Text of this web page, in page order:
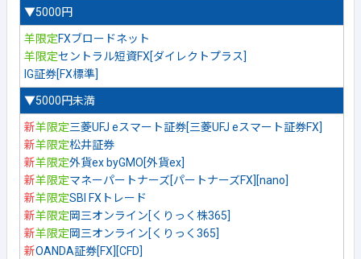
▼5000円
羊限定FXブロードネット
羊限定セントラル短資FX[ダイレクトプラス]
IG証券[FX標準]
▼5000円未満
新羊限定三菱UFJ eスマート証券[三菱UFJ eスマート証券FX]
新羊限定松井証券
新羊限定外貨ex byGMO[外貨ex]
新羊限定マネーパートナーズ[パートナーズFX][nano]
新羊限定SBI FXトレード
新羊限定岡三オンライン[くりっく株365]
新羊限定岡三オンライン[くりっく365]
新OANDA証券[FX][CFD]